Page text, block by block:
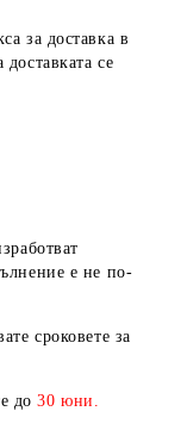
за доставка в
се
е не по-
сроковете за
до30 юни.